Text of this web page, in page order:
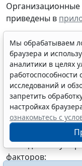
приведены в
Ресурсное
приложении № 3.
Целевые
приложении № 4.
Результаты
Планируемый
автомобильной
быть достигнут
факторов:
Мы обрабатываем
браузера и
аналитики в целях
работоспособности
исследований и
запретить
настройках
ознакомьтесь с